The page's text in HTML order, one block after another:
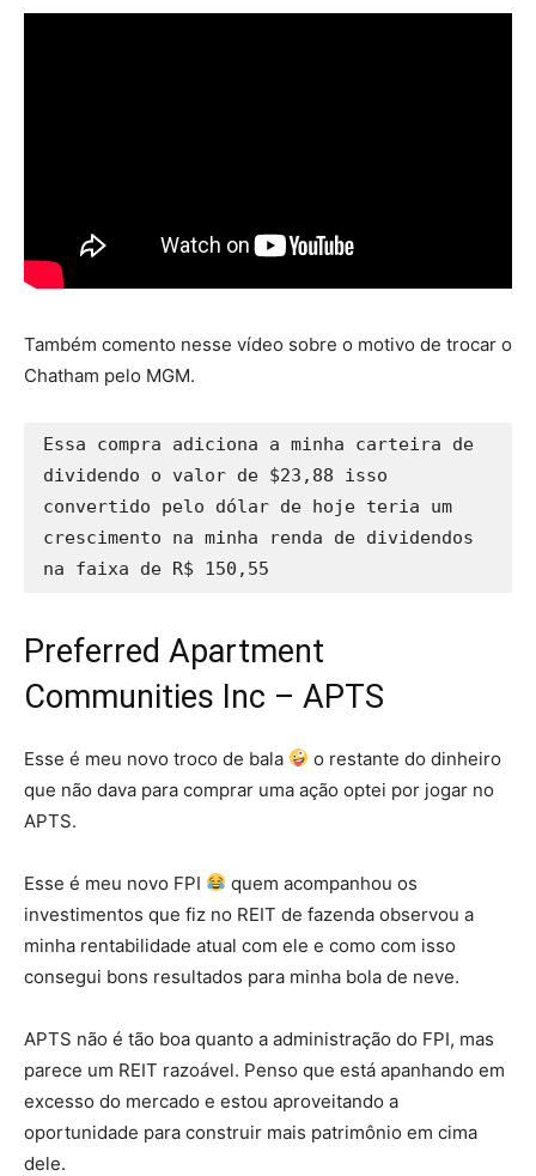
Também comento nesse vídeo sobre o motivo de trocar o
Chatham pelo MGM.
Essa compra adiciona a minha carteira de
dividendo o valor de $23,88 isso
convertido pelo dólar de hoje teria um
crescimento na minha renda de dividendos
Preferred Apartment
Communities Inc – APTS
Esse é meu novo troco de bala
o restante do dinheiro
que não dava para comprar uma ação optei por jogar no
APTS.
Esse é meu novo FPI
quem acompanhou os
investimentos que fiz no REIT de fazenda observou a
minha rentabilidade atual com ele e como com isso
consegui bons resultados para minha bola de neve.
APTS não é tão boa quanto a administração do FPI, mas
parece um REIT razoável. Penso que está apanhando em
excesso do mercado e estou aproveitando a
oportunidade para construir mais patrimônio em cima
dele.